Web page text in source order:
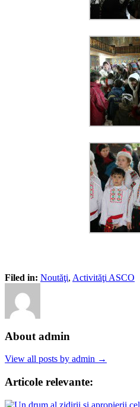
Filed in: Noutăţi, Activităţi ASCO
About admin
View all posts by admin →
Articole relevante: